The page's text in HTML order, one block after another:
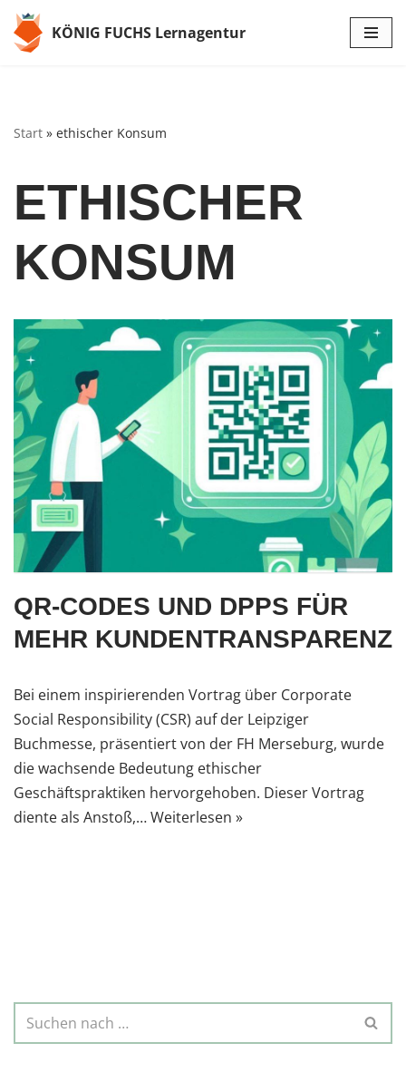
Zum
KÖNIG FUCHS Lernagentur
Start » ethischer Konsum
ETHISCHER
KONSUM
QR-CODES UND DPPS FÜR
MEHR KUNDENTRANSPARENZ
Bei einem inspirierenden Vortrag über Corporate
Social Responsibility (CSR) auf der Leipziger
Buchmesse, präsentiert von der FH Merseburg, wurde
die wachsende Bedeutung ethischer
Geschäftspraktiken hervorgehoben. Dieser Vortrag
diente als Anstoß,…Weiterlesen »